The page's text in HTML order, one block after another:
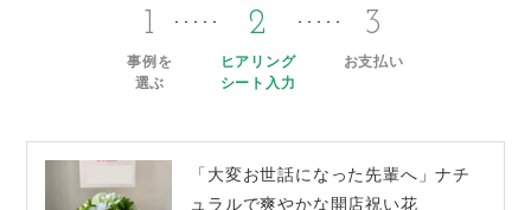
1
事例を
選ぶ
2
ヒアリング
シート入力
3
お支払い
「大変お世話になった先輩へ」ナチ
ュラルで爽やかな開店祝い花